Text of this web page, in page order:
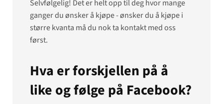
Selvfølgelig! Det er helt opp til deg hvor mange
ganger du ønsker å kjøpe - ønsker du å kjøpe i
større kvanta må du nok ta kontakt med oss
først.
Hva er forskjellen på å
like og følge på Facebook?